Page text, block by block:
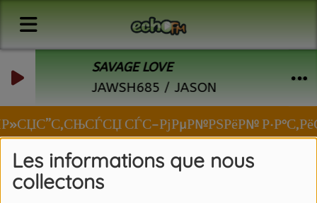
Les informations que nous
collectons
SAVAGE LOVE
JAWSH685 / JASON DERULO
СЃС–РјРµР№РЅРёР№